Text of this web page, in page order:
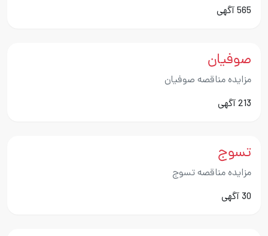
565 آگهی
صوفیان
مزایده مناقصه صوفیان
213 آگهی
تسوج
مزایده مناقصه تسوج
30 آگهی